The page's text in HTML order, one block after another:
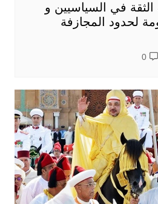
في السياسيين و
المجازفة